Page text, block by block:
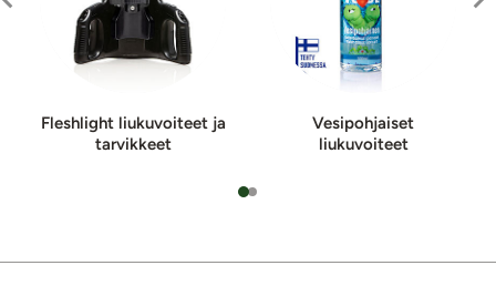
Fleshlight liukuvoiteet ja
tarvikkeet
Vesipohjaiset
liukuvoiteet